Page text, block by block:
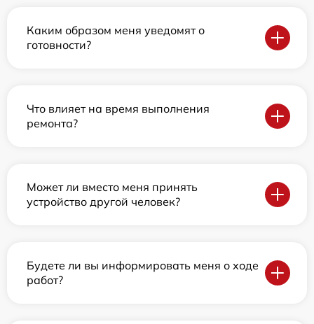
Каким образом меня уведомят о
готовности?
Что влияет на время выполнения
ремонта?
Может ли вместо меня принять
устройство другой человек?
Будете ли вы информировать меня о ходе
работ?